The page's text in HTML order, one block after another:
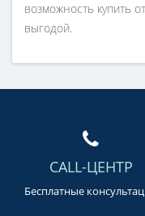
возможность купить
выгодой.
CALL-ЦЕНТР
Бесплатные